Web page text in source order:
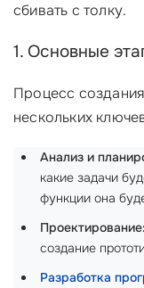
сбивать с толку.
1. Основные
Процесс
нескольких
Анализ и
какие задачи
функции она
Проектирование:
создание
Разработка